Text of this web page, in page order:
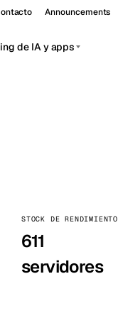
Announcements
Madrid
de IA y apps
STOCK DE RENDIMIENTO
611
servidores